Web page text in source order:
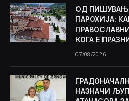
ОД
ПАРОХИЈА:
КОГА Е
07/08/2026
НАЗНАЧИ